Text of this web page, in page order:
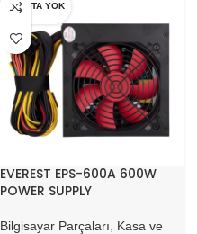
STOKTA YOK
EVEREST EPS-600A 600W
POWER SUPPLY
Bilgisayar Parçaları
Kasa ve